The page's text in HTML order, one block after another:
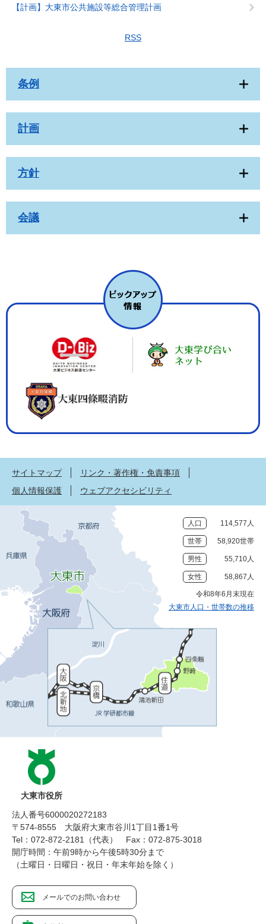
【計画】大東市公共施設等総合管理計画
RSS
条例
計画
方針
会議
サイトマップ
リンク・著作権・免責事項
個人情報保護
ウェブアクセシビリティ
人口 114,577人
世帯 58,920世帯
男性 55,710人
女性 58,867人
令和8年6月末現在
大東市人口・世帯数の推移
大東市役所
法人番号6000020272183
〒574-8555 大阪府大東市谷川1丁目1番1号
Tel：072-872-2181（代表）
Fax：072-875-3018
開庁時間：午前9時から午後5時30分まで
（土曜日・日曜日・祝日・年末年始を除く）
メールでのお問い合わせ